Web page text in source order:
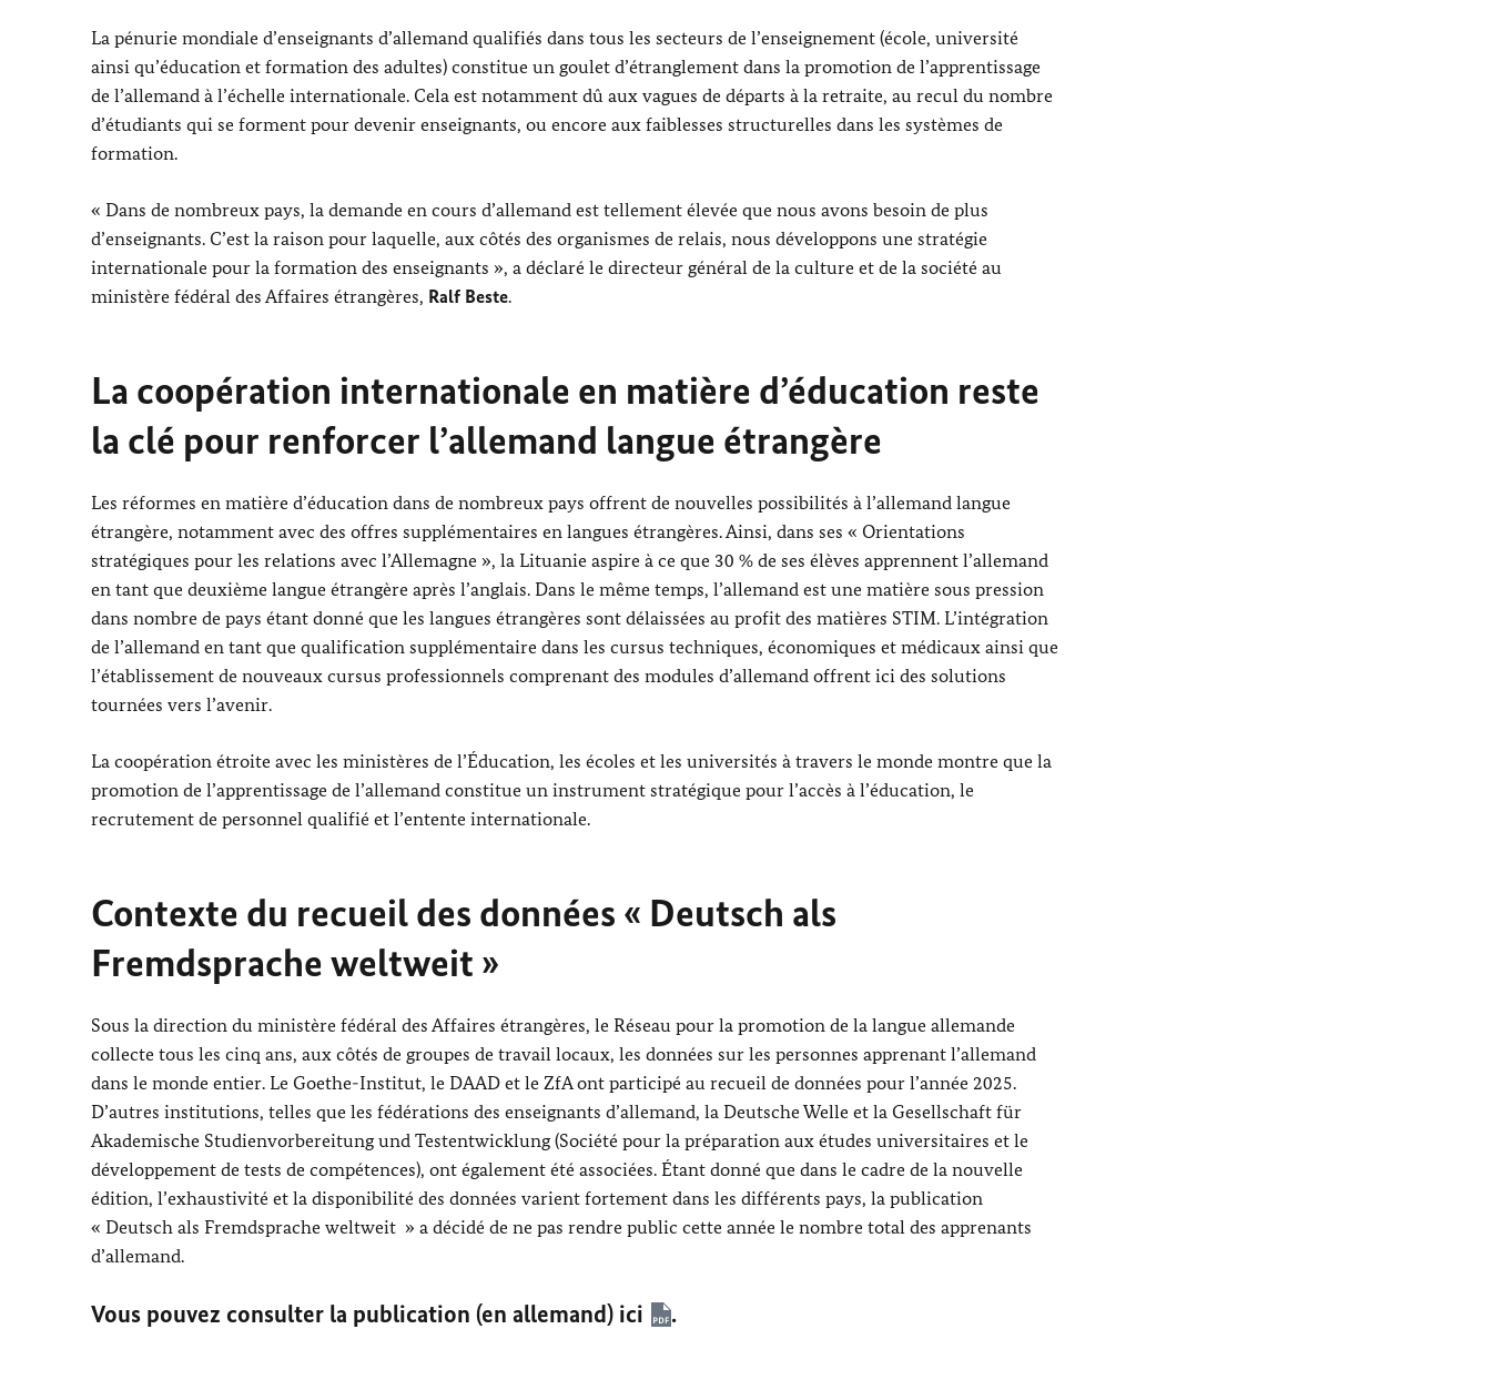
La pénurie mondiale d’enseignants d’allemand qualifiés dans tous les secteurs de l’enseignement (école, université
ainsi qu’éducation et formation des adultes) constitue un goulet d’étranglement dans la promotion de l’apprentissage
de l’allemand à l’échelle internationale. Cela est notamment dû aux vagues de départs à la retraite, au recul du nombre
d’étudiants qui se forment pour devenir enseignants, ou encore aux faiblesses structurelles dans les systèmes de
formation.
« Dans de nombreux pays, la demande en cours d’allemand est tellement élevée que nous avons besoin de plus
d’enseignants. C’est la raison pour laquelle, aux côtés des organismes de relais, nous développons une stratégie
internationale pour la formation des enseignants », a déclaré le directeur général de la culture et de la société au
ministère fédéral des Affaires étrangères, Ralf Beste.
La coopération internationale en matière d’éducation reste
la clé pour renforcer l’allemand langue étrangère
Les réformes en matière d’éducation dans de nombreux pays offrent de nouvelles possibilités à l’allemand langue
étrangère, notamment avec des offres supplémentaires en langues étrangères. Ainsi, dans ses « Orientations
stratégiques pour les relations avec l’Allemagne », la Lituanie aspire à ce que 30 % de ses élèves apprennent l’allemand
en tant que deuxième langue étrangère après l’anglais. Dans le même temps, l’allemand est une matière sous pression
dans nombre de pays étant donné que les langues étrangères sont délaissées au profit des matières STIM. L’intégration
de l’allemand en tant que qualification supplémentaire dans les cursus techniques, économiques et médicaux ainsi que
l’établissement de nouveaux cursus professionnels comprenant des modules d’allemand offrent ici des solutions
tournées vers l’avenir.
La coopération étroite avec les ministères de l’Éducation, les écoles et les universités à travers le monde montre que la
promotion de l’apprentissage de l’allemand constitue un instrument stratégique pour l’accès à l’éducation, le
recrutement de personnel qualifié et l’entente internationale.
Contexte du recueil des données « Deutsch als
Fremdsprache weltweit »
Sous la direction du ministère fédéral des Affaires étrangères, le Réseau pour la promotion de la langue allemande
collecte tous les cinq ans, aux côtés de groupes de travail locaux, les données sur les personnes apprenant l’allemand
dans le monde entier. Le Goethe-Institut, le DAAD et le ZfA ont participé au recueil de données pour l’année 2025.
D’autres institutions, telles que les fédérations des enseignants d’allemand, la Deutsche Welle et la Gesellschaft für
Akademische Studienvorbereitung und Testentwicklung(Société pour la préparation aux études universitaires et le
développement de tests de compétences), ont également été associées. Étant donné que dans le cadre de la nouvelle
édition, l’exhaustivité et la disponibilité des données varient fortement dans les différents pays, la publication
« Deutsch als Fremdsprache weltweit » a décidé de ne pas rendre public cette année le nombre total des apprenants
d’allemand.
Vous pouvez consulter la publication (en allemand) ici .